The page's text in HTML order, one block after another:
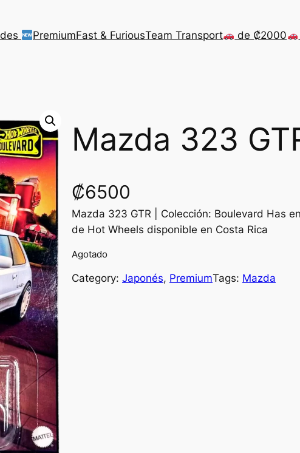
PremiumFast & FuriousTeam Transport de ₡2000
Mazda 323
₡6500
Mazda 323 GTR | Colección: Boulevard Has
de Hot Wheels disponible en Costa Rica
Agotado
Category: Japonés, PremiumTags: Mazda